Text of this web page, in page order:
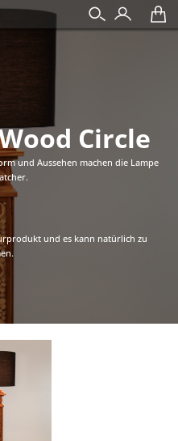
Circle
und Aussehen machen die Lampe
und es kann natürlich zu